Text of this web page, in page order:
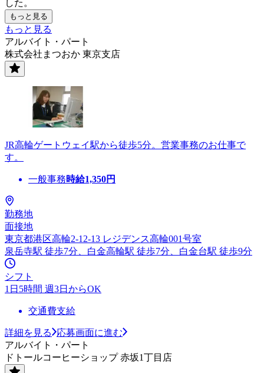
した。
もっと見る
もっと見る
アルバイト・パート
株式会社まつおか 東京支店
JR高輪ゲートウェイ駅から徒歩5分。営業事務のお仕事で
す。
一般事務時給1,350円
勤務地
面接地
東京都港区高輪2-12-13 レジデンス高輪001号室
泉岳寺駅 徒歩7分、白金高輪駅 徒歩7分、白金台駅 徒歩9分
シフト
1日5時間 週3日からOK
交通費支給
詳細を見る
応募画面に進む
アルバイト・パート
ドトールコーヒーショップ 赤坂1丁目店